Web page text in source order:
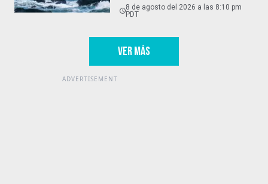
8 de agosto del 2026 a las 8:10 pm
PDT
VER MÁS